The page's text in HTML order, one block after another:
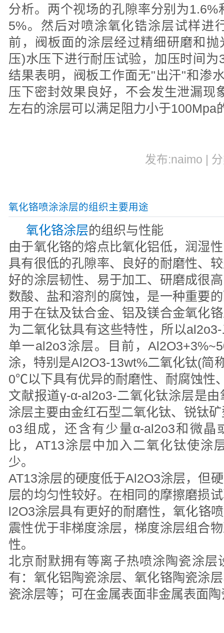
分析。两个视场的孔隙率分别为
5%。然后对喷涂氧化锆涂层试样进
前，阀板面的涂层经过精细研磨和
压)水压下进行耐压试验，加压时间
结果表明，阀板工作面无"出汗"和渗
压下密封效果良好，不会发生泄漏现
左右的涂层可以满足阻力小于100Mpa
发布:naimo |
氧化铬喷涂涂层的组织主要用途
氧化铬涂层的组织与性能
由于氧化铬的熔点比氧化铝低，润湿
具有很低的孔隙率、良好的耐磨性、
好的涂层韧性、易于加工、研磨成很
数酸、盐和溶剂的腐蚀，是一种重要
用于在钛及钛合金、铝及镁合金氧化
为二氧化钛具有这些特性，所以
单一al2o3涂层。目前，
涂，特别是Al2O3-13wt%二氧化钛(简
0℃以下具有优异的耐磨性、耐腐蚀性
文献报道γ-α-al2o3-二氧化钛涂层是
涂层主要由金红石型二氧化钛、锐钛
o3组成，还含有少量α-al2o3和微晶
比，AT13涂层中加入二氧化钛使涂
少。
AT13涂层的硬度低于Al2O3涂层，但
层的均匀性较好。在相同的摩擦磨损
l2O3涂层具有更好的耐磨性，氧化铬
震性优于非梯度涂层，梯度涂层组合
性。
北京耐默拥有等离子热喷涂陶瓷涂层
有：氧化铝陶瓷涂层、氧化铬陶瓷涂
瓷涂层等；可在金属表面非金属表面